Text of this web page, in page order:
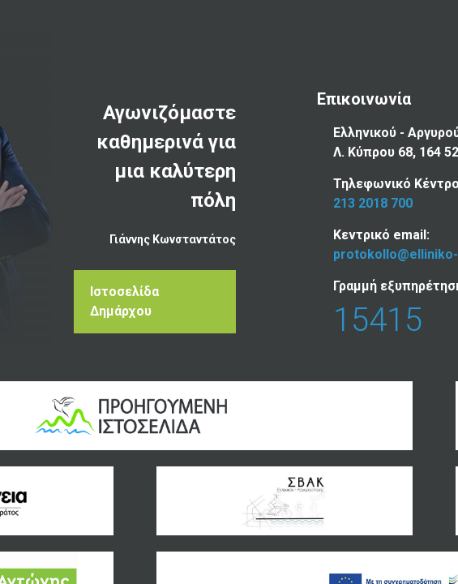
Αγωνιζόμαστε
καθημερινά για
μια καλύτερη
πόλη
Γιάννης Κωνσταντάτος
Ιστοσελίδα
Δημάρχου
Επικοινωνία
Ελληνικού -
Λ. Κύπρου 68, 164 52
Τηλεφωνικό
213 2018 700
Κεντρικό email:
Γραμμή
15415